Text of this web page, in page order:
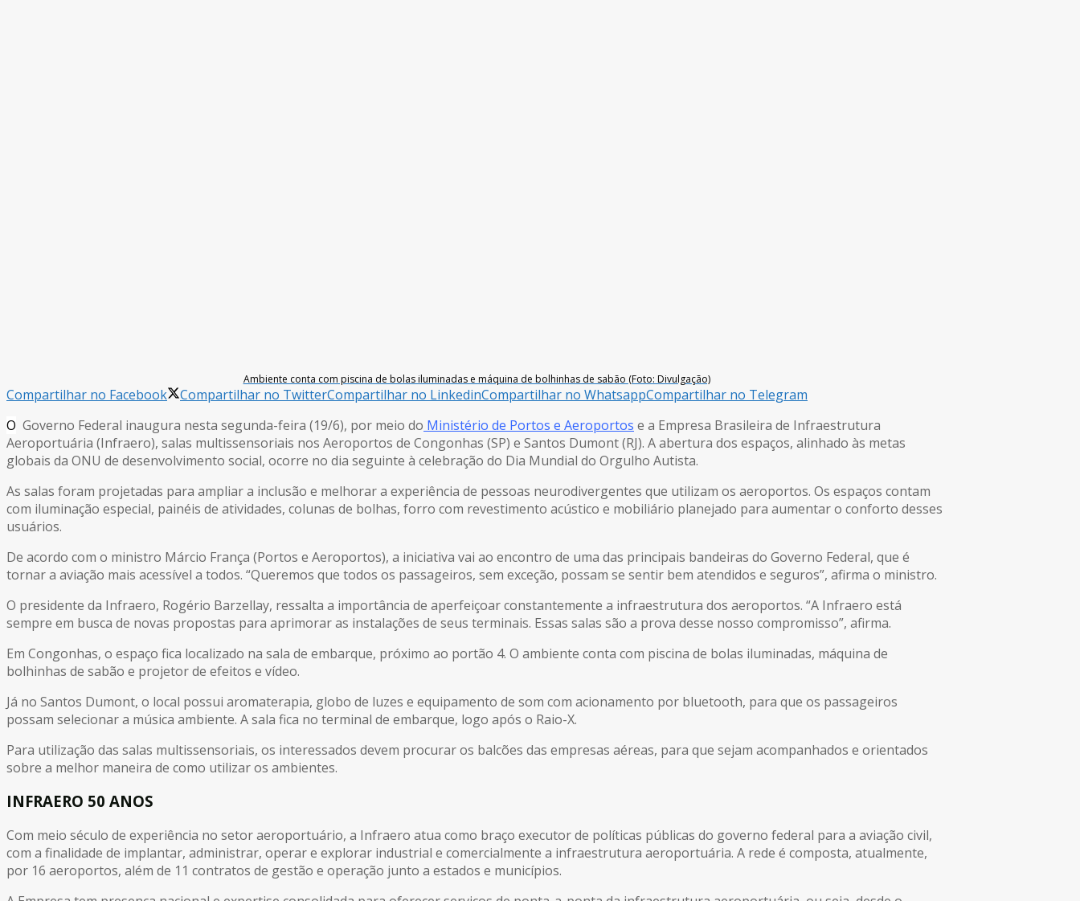
Ambiente conta com piscina de bolas iluminadas e máquina de bolhinhas de sabão (Foto: Divulgação)
Compartilhar no Facebook Compartilhar no TwitterCompartilhar no LinkedinCompartilhar no WhatsappCompartilhar no Telegram
O Governo Federal inaugura nesta segunda-feira (19/6), por meio do Ministério de Portos e Aeroportos e a Empresa Brasileira de Infraestrutura
Aeroportuária (Infraero), salas multissensoriais nos Aeroportos de Congonhas (SP) e Santos Dumont (RJ). A abertura dos espaços, alinhado às metas
globais da ONU de desenvolvimento social, ocorre no dia seguinte à celebração do Dia Mundial do Orgulho Autista.
As salas foram projetadas para ampliar a inclusão e melhorar a experiência de pessoas neurodivergentes que utilizam os aeroportos. Os espaços contam
com iluminação especial, painéis de atividades, colunas de bolhas, forro com revestimento acústico e mobiliário planejado para aumentar o conforto desses
usuários.
De acordo com o ministro Márcio França (Portos e Aeroportos), a iniciativa vai ao encontro de uma das principais bandeiras do Governo Federal, que é
tornar a aviação mais acessível a todos. “Queremos que todos os passageiros, sem exceção, possam se sentir bem atendidos e seguros”, afirma o ministro.
O presidente da Infraero, Rogério Barzellay, ressalta a importância de aperfeiçoar constantemente a infraestrutura dos aeroportos. “A Infraero está
sempre em busca de novas propostas para aprimorar as instalações de seus terminais. Essas salas são a prova desse nosso compromisso”, afirma.
Em Congonhas, o espaço fica localizado na sala de embarque, próximo ao portão 4. O ambiente conta com piscina de bolas iluminadas, máquina de
bolhinhas de sabão e projetor de efeitos e vídeo.
Já no Santos Dumont, o local possui aromaterapia, globo de luzes e equipamento de som com acionamento por bluetooth, para que os passageiros
possam selecionar a música ambiente. A sala fica no terminal de embarque, logo após o Raio-X.
Para utilização das salas multissensoriais, os interessados devem procurar os balcões das empresas aéreas, para que sejam acompanhados e orientados
sobre a melhor maneira de como utilizar os ambientes.
INFRAERO 50 ANOS
Com meio século de experiência no setor aeroportuário, a Infraero atua como braço executor de políticas públicas do governo federal para a aviação civil,
com a finalidade de implantar, administrar, operar e explorar industrial e comercialmente a infraestrutura aeroportuária. A rede é composta, atualmente,
por 16 aeroportos, além de 11 contratos de gestão e operação junto a estados e municípios.